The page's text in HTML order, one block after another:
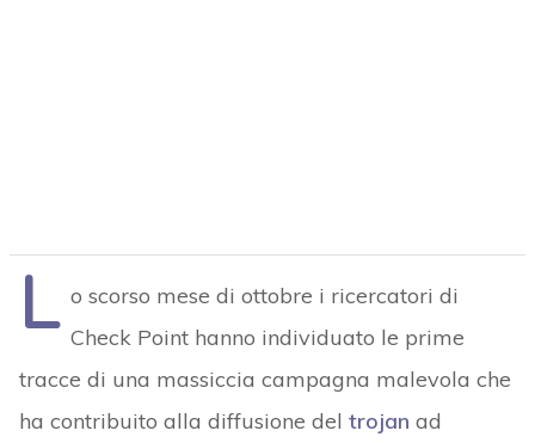
L o scorso mese di ottobre i ricercatori di
Check Point hanno individuato le prime
tracce di una massiccia campagna malevola che
ha contribuito alla diffusione del trojan ad